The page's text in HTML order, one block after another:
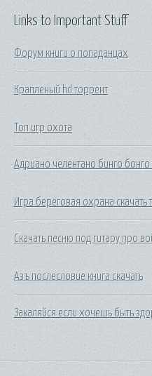
Links to Important Stuff
Форум книги о попаданцах
Крапленый hd торрент
Топ игр охота
Адриано челентано бинго бонго
Игра береговая охрана скачать
Скачать песню под гитару про
Азъ послесловие книга скачать
Закаляйся если хочешь быть